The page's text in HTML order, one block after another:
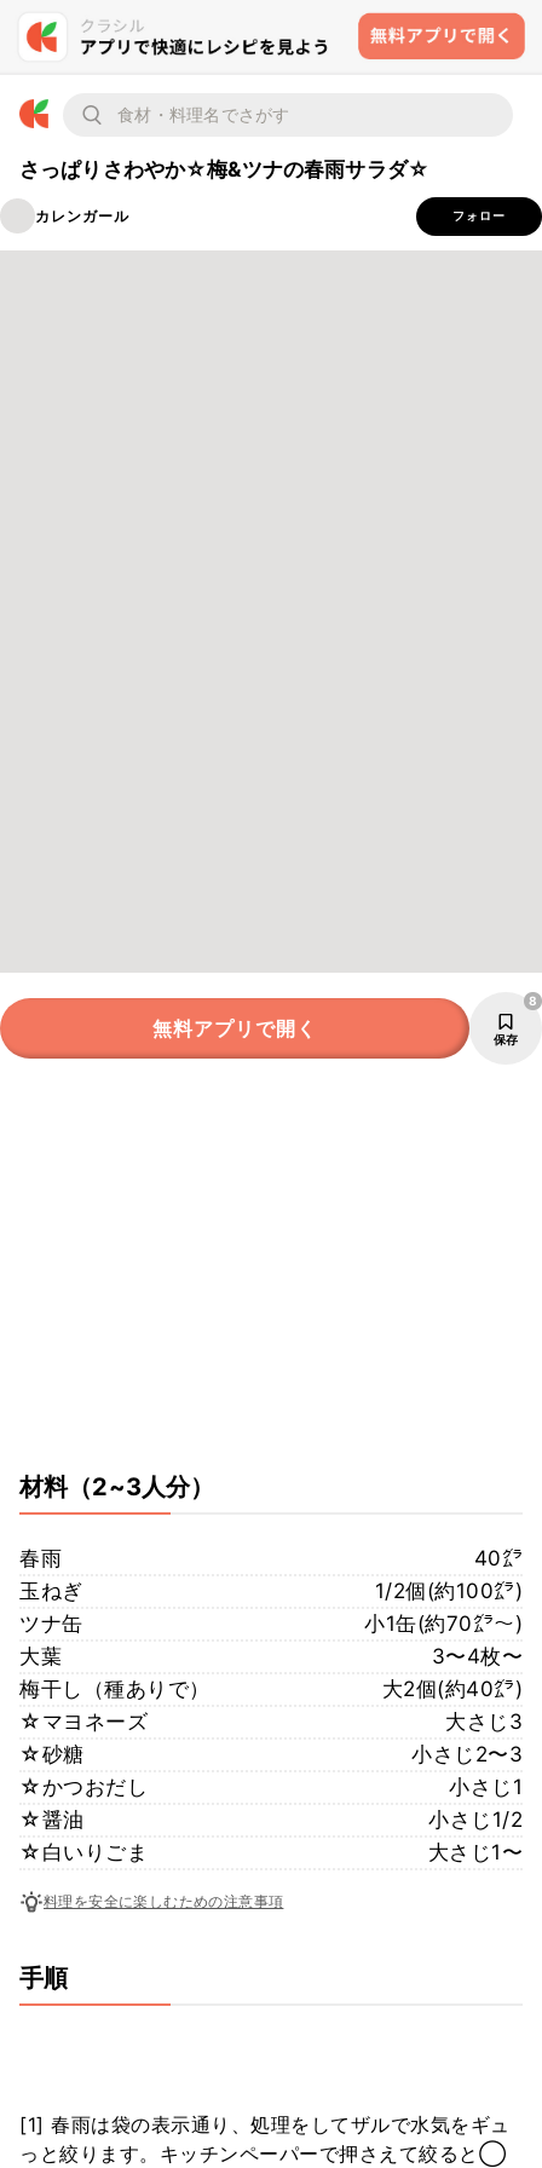
さっぱりさわやか☆梅&ツナの春雨サラダ☆
カレンガール フォロー
無料アプリで開く 保存
8
材料（2~3人分）
春雨
40㌘
玉ねぎ
1/2個(約100㌘)
ツナ缶
小1缶(約70㌘〜)
大葉
3〜4枚〜
梅干し（種ありで）
大2個(約40㌘)
☆マヨネーズ
大さじ3
☆砂糖
小さじ2〜3
☆かつおだし
小さじ1
☆醤油
小さじ1/2
☆白いりごま
大さじ1〜
料理を安全に楽しむための注意事項
手順
[1] 春雨は袋の表示通り、処理をしてザルで水気をギュ
っと絞ります。キッチンペーパーで押さえて絞ると◯